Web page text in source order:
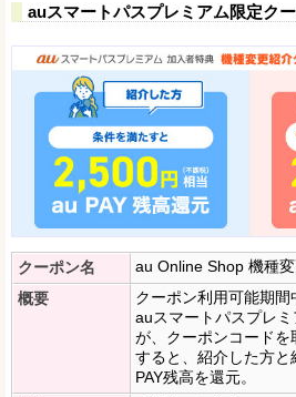
auスマートパスプレミアム限定ク
クーポン名
au Online Shop 機種
概要
クーポン利用可能期
auスマートパスプレ
が、クーポンコード
すると、紹介した方
PAY残高を還元。